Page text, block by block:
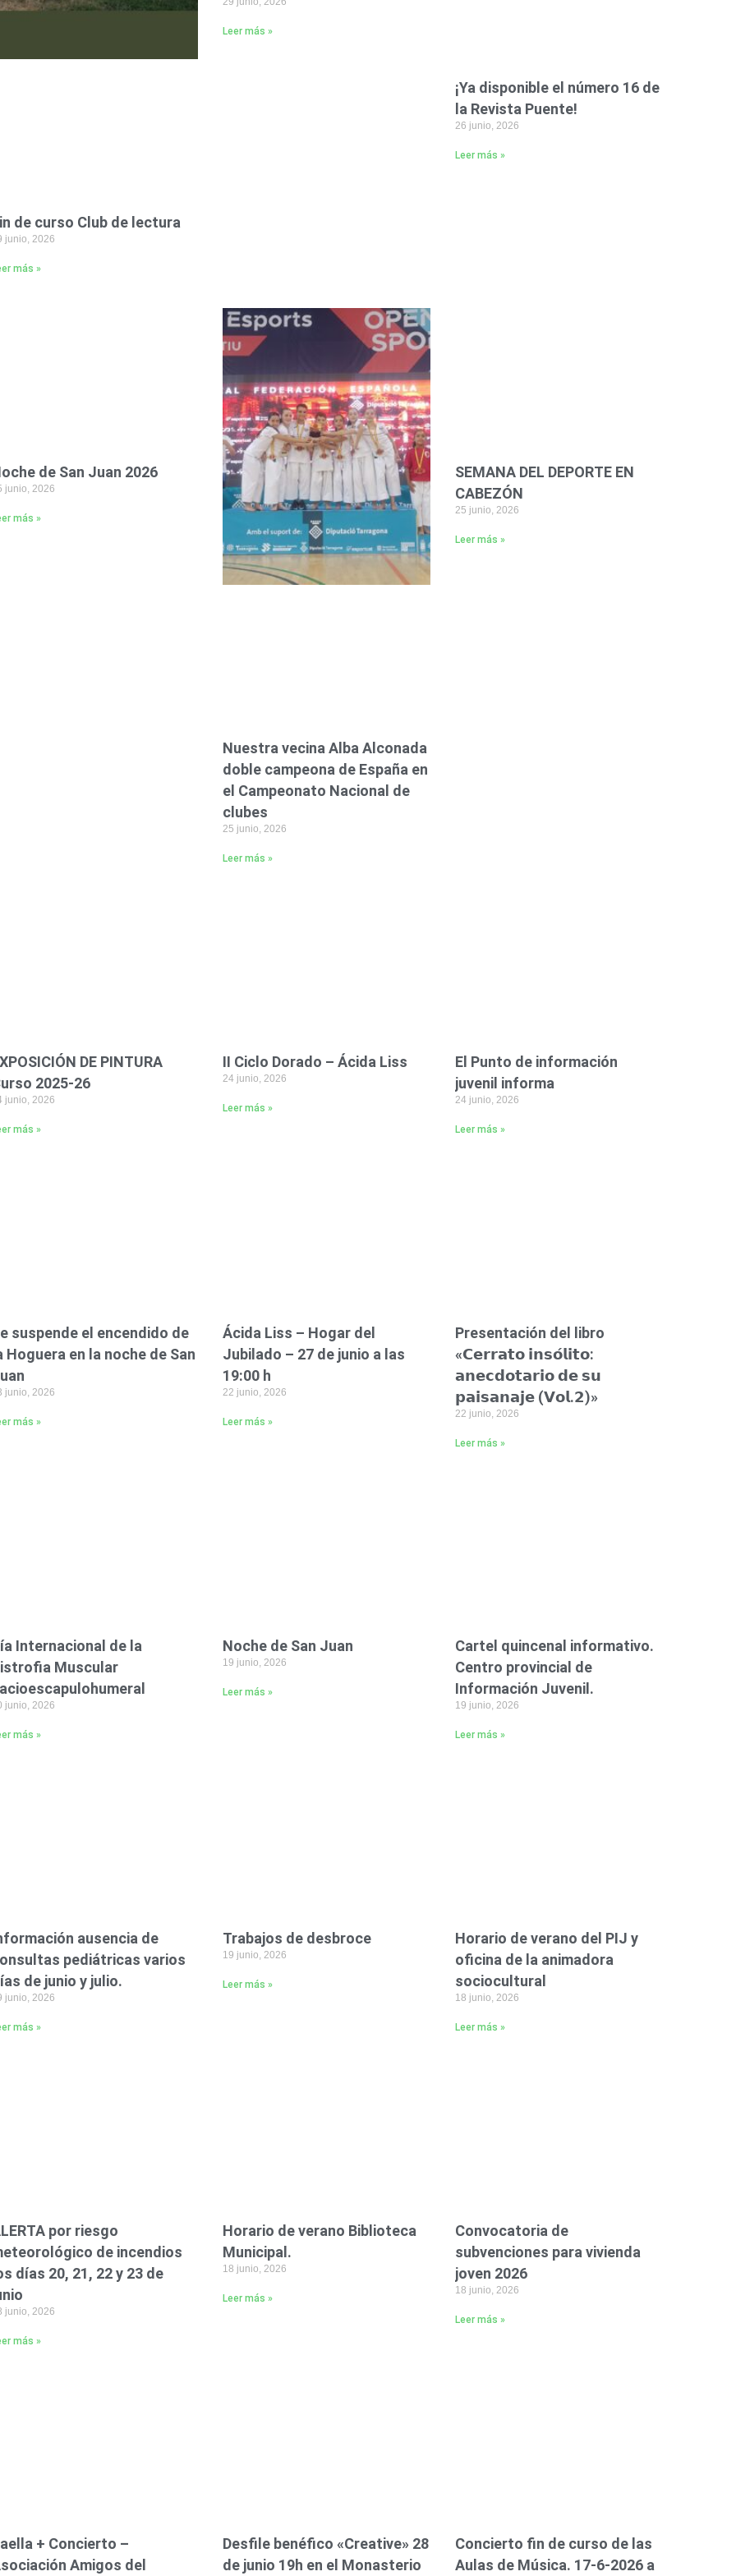
de curso Club de lectura
junio, 2026
más »
Leer más »
¡Ya disponible el número 16 de
la Revista Puente!
26 junio, 2026
Leer más »
de San Juan 2026
junio, 2026
más »
Nuestra vecina Alba Alconada
doble campeona de España en
el Campeonato Nacional de
clubes
25 junio, 2026
Leer más »
SEMANA DEL DEPORTE EN
CABEZÓN
25 junio, 2026
Leer más »
DE PINTURA
2025-26
junio, 2026
más »
II Ciclo Dorado – Ácida Liss
24 junio, 2026
Leer más »
El Punto de información
juvenil informa
24 junio, 2026
Leer más »
suspende el encendido de
Hoguera en la noche de San
junio, 2026
más »
Ácida Liss – Hogar del
Jubilado – 27 de junio a las
19:00 h
22 junio, 2026
Leer más »
Presentación del libro
«𝗖𝗲𝗿𝗿𝗮𝘁𝗼 𝗶𝗻𝘀𝗼́𝗹𝗶𝘁𝗼:
𝗮𝗻𝗲𝗰𝗱𝗼𝘁𝗮𝗿𝗶𝗼 𝗱𝗲 𝘀𝘂
𝗽𝗮𝗶𝘀𝗮𝗻𝗮𝗷𝗲 (𝗩𝗼𝗹.𝟮)»
22 junio, 2026
Leer más »
Internacional de la
Muscular
junio, 2026
más »
Noche de San Juan
19 junio, 2026
Leer más »
Cartel quincenal informativo.
Centro provincial de
Información Juvenil.
19 junio, 2026
Leer más »
ausencia de
pediátricas varios
de junio y julio.
junio, 2026
más »
Trabajos de desbroce
19 junio, 2026
Leer más »
Horario de verano del PIJ y
oficina de la animadora
sociocultural
18 junio, 2026
Leer más »
por riesgo
de incendios
días 20, 21, 22 y 23 de
junio, 2026
más »
Horario de verano Biblioteca
Municipal.
18 junio, 2026
Leer más »
Convocatoria de
subvenciones para vivienda
joven 2026
18 junio, 2026
Leer más »
+ Concierto –
Amigos del
Desfile benéfico «Creative» 28
de junio 19h en el Monasterio
Concierto fin de curso de las
Aulas de Música. 17-6-2026 a